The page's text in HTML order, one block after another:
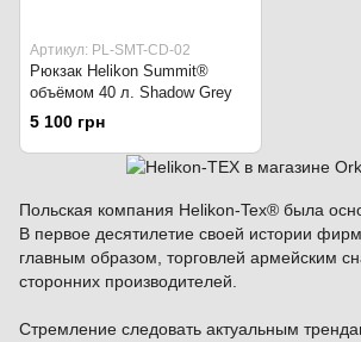
Артикул: PL-SMT-CD-02
Рюкзак Helikon Summit®
объёмом 40 л. Shadow Grey
5 100 грн
Польская компания Helikon-Tex® была
В первое десятилетие своей истории
главным образом, торговлей армейским
сторонних производителей.
Стремление следовать актуальным